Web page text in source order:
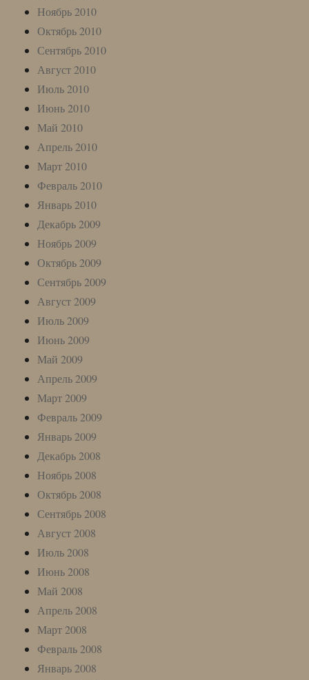
Ноябрь 2010
Октябрь 2010
Сентябрь 2010
Август 2010
Июль 2010
Июнь 2010
Май 2010
Апрель 2010
Март 2010
Февраль 2010
Январь 2010
Декабрь 2009
Ноябрь 2009
Октябрь 2009
Сентябрь 2009
Август 2009
Июль 2009
Июнь 2009
Май 2009
Апрель 2009
Март 2009
Февраль 2009
Январь 2009
Декабрь 2008
Ноябрь 2008
Октябрь 2008
Сентябрь 2008
Август 2008
Июль 2008
Июнь 2008
Май 2008
Апрель 2008
Март 2008
Февраль 2008
Январь 2008